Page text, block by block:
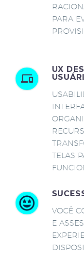
PARA
UX
TELAS
VOCÊ
E